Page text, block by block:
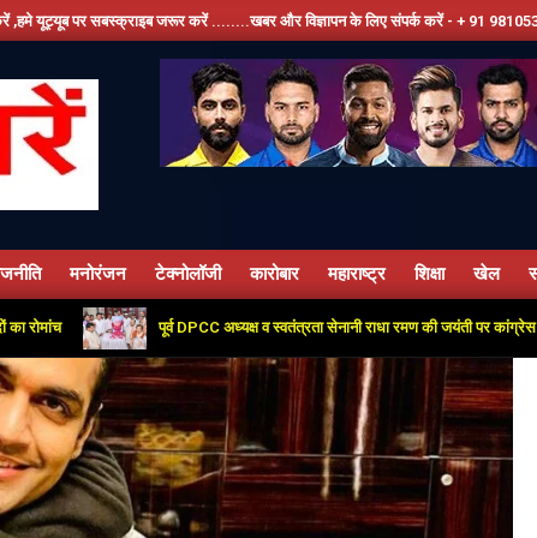
करें ........खबर और विज्ञापन के लिए संपर्क करें - + 91 9810534389, हमारे फेसबूक पेज
Primary
Navigation
मनोरंजन टेक्नोलॉजी कारोबार महाराष्ट्र शिक्षा खेल
पूर्व DPCC अध्यक्ष व स्वतंत्रता सेनानी राधा रमण की जयंती पर कांग्रेस कार्यालय में दी